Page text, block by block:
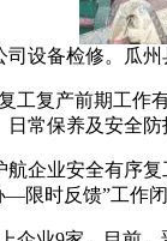
设备检修。瓜
复产前期工作有
常保养及安全
业安全有序复
限时反馈”工作